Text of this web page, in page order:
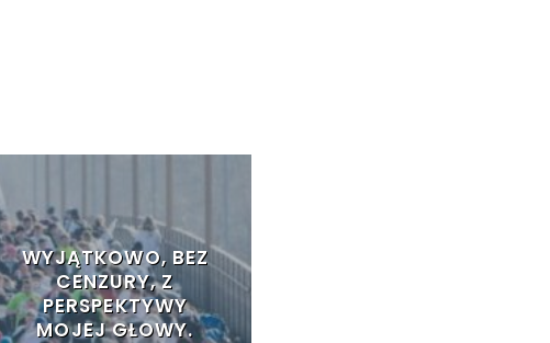
WYJĄTKOWO, BEZ
CENZURY, Z
PERSPEKTYWY
MOJEJ GŁOWY.